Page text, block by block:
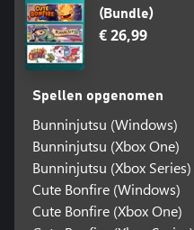
(Bundle)
€ 26,99
Spellen opgenomen
Bunninjutsu (Windows)
Bunninjutsu (Xbox One)
Bunninjutsu (Xbox Series)
Cute Bonfire (Windows)
Cute Bonfire (Xbox One)